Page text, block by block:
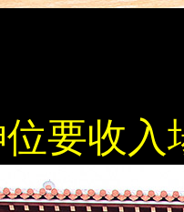
要收入